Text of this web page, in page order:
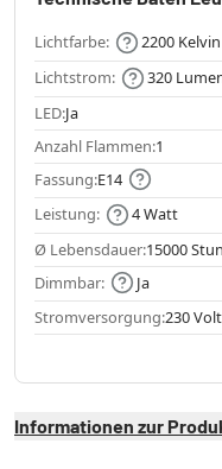
Lichtfarbe:
2200 Kelvin
Lichtstrom:
320
LED:Ja
Anzahl Flammen:1
Fassung:E14
Leistung:
4 Watt
Ø Lebensdauer:15000
Dimmbar:
Ja
Stromversorgung:230 Volt
Informationen zur